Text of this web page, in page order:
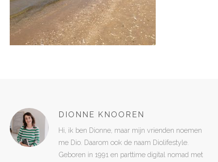
DIONNE KNOOREN
Hi, ik ben Dionne, maar mijn vrienden noemen
me Dio. Daarom ook de naam Diolifestyle.
Geboren in 1991 en parttime digital nomad met